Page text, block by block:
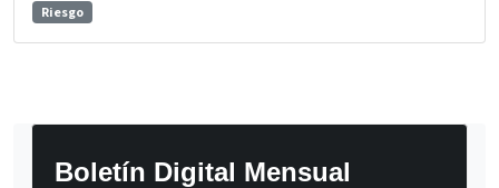
Riesgo
Boletín Digital Mensual